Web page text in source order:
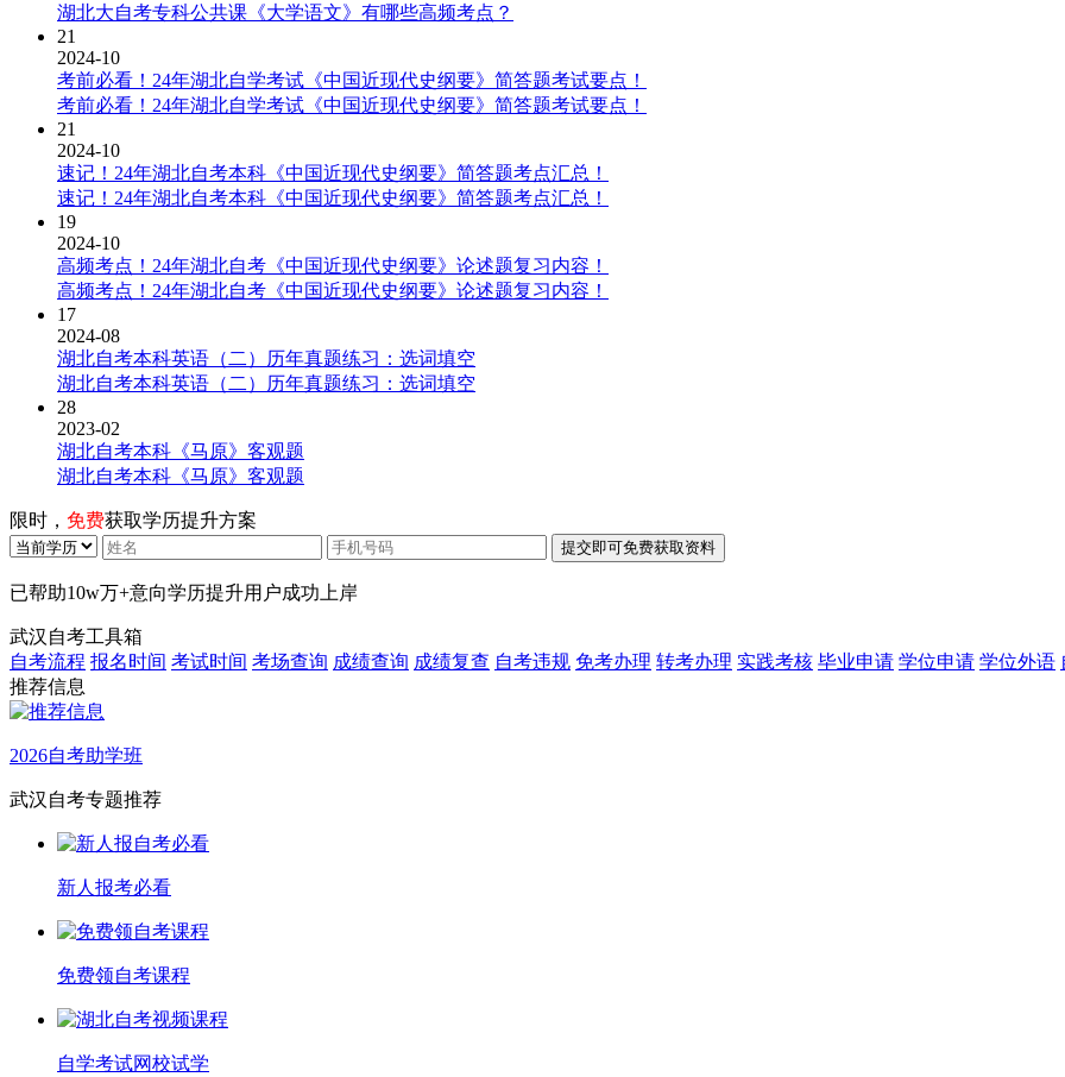
湖北大自考专科公共课《大学语文》有哪些高频考点？
21
2024-10
考前必看！24年湖北自学考试《中国近现代史纲要》简答题考试要点！
考前必看！24年湖北自学考试《中国近现代史纲要》简答题考试要点！
21
2024-10
速记！24年湖北自考本科《中国近现代史纲要》简答题考点汇总！
速记！24年湖北自考本科《中国近现代史纲要》简答题考点汇总！
19
2024-10
高频考点！24年湖北自考《中国近现代史纲要》论述题复习内容！
高频考点！24年湖北自考《中国近现代史纲要》论述题复习内容！
17
2024-08
湖北自考本科英语（二）历年真题练习：选词填空
湖北自考本科英语（二）历年真题练习：选词填空
28
2023-02
湖北自考本科《马原》客观题
湖北自考本科《马原》客观题
限时， 免费获取学历提升方案
已帮助10w万+意向学历提升用户成功上岸
武汉自考工具箱
自考流程 报名时间 考试时间 考场查询 成绩查询 成绩复查 自考违规 免考办理 转考办理 实践考核 毕业申请 学位申请 学位外语
推荐信息
2026自考助学班
武汉自考专题推荐
新人报考必看
免费领自考课程
自学考试网校试学